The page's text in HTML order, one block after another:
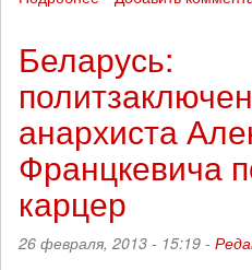
анархиста
Александра
Францкевича
бросили
в
карцер
на
20
дней
Беларусь:
анархиста
Францкевича
карцер
26 февраля, 2013 - 15:19 -